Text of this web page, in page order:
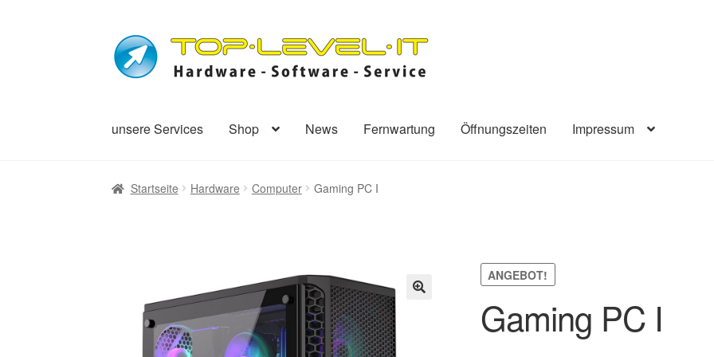
Zur
Navigation
springen
Zum
Inhalt
springen
unsere Services Shop News Fernwartung Öffnungszeiten Impressum
Startseite Hardware Computer Gaming PC I
ANGEBOT!
Gaming PC I